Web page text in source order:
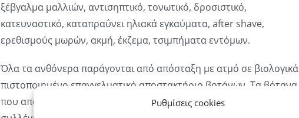
Ρυθμίσεις cookies
ξέβγαλμα μαλλιών, αντισηπτικό, τονωτικό, δροσιστικό,
κατευναστικό, καταπραΰνει ηλιακά εγκαύματα, after shave,
ερεθισμούς μωρών, ακμή, έκζεμα, τσιμπήματα εντόμων.
Όλα τα ανθόνερα παράγονται από απόσταξη με ατμό σε βιολογικά
πιστοποιημένο επαγγελματικό αποστακτήριο βοτάνων. Τα βότανα
που αποστάζονται είναι φυσικής καλλιέργειας παραγωγής μας ή τα